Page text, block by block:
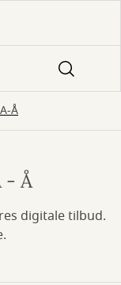
Å
- Å
digitale tilbud.